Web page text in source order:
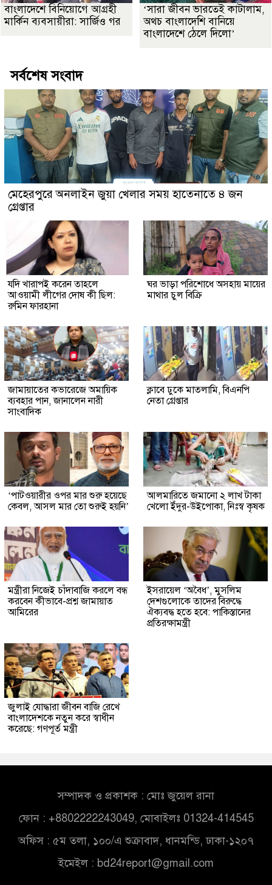
বাংলাদেশে বিনিয়োগে আগ্রহী
মার্কিন ব্যবসায়ীরা: সার্জিও গর
‘সারা জীবন ভারতেই কাটালাম,
অথচ বাংলাদেশি বানিয়ে
বাংলাদেশে ঠেলে দিলো’
সর্বশেষ সংবাদ
মেহেরপুরে অনলাইন জুয়া খেলার সময় হাতেনাতে ৪ জন
গ্রেপ্তার
যদি খারাপই করেন তাহলে
আওয়ামী লীগের দোষ কী ছিল:
রুমিন ফারহানা
ঘর ভাড়া পরিশোধে অসহায় মায়ের
মাথার চুল বিক্রি
জামায়াতের কভারেজে অমায়িক
ব্যবহার পান, জানালেন নারী
সাংবাদিক
ক্লাবে ঢুকে মাতলামি, বিএনপি
নেতা গ্রেপ্তার
‘পাটওয়ারীর ওপর মার শুরু হয়েছে
কেবল, আসল মার তো শুরুই হয়নি’
আলমারিতে জমানো ২ লাখ টাকা
খেলো ইঁদুর-উইপোকা, নিঃস্ব কৃষক
মন্ত্রীরা নিজেই চাঁদাবাজি করলে বন্ধ
করবেন কীভাবে-প্রশ্ন জামায়াত
আমিরের
ইসরায়েল ‘অবৈধ’, মুসলিম
দেশগুলোকে তাদের বিরুদ্ধে
ঐক্যবদ্ধ হতে হবে: পাকিস্তানের
প্রতিরক্ষামন্ত্রী
জুলাই যোদ্ধারা জীবন বাজি রেখে
বাংলাদেশকে নতুন করে স্বাধীন
করেছে: গণপূর্ত মন্ত্রী
সম্পাদক ও প্রকাশক : মোঃ জুয়েল রানা
ফোন : +8802222243049, মোবাইলঃ 01324-414545
অফিস : ৫ম তলা, ১০০/এ শুক্রাবাদ, ধানমন্ডি, ঢাকা-১২০৭
ইমেইল : bd24report@gmail.com